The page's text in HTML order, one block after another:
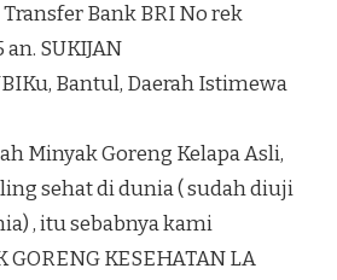
Transfer Bank BRI No rek
SUKIJAN
Bantul, Daerah Istimewa
Minyak Goreng Kelapa Asli,
sehat di dunia ( sudah diuji
, itu sebabnya kami
KESEHATAN LA